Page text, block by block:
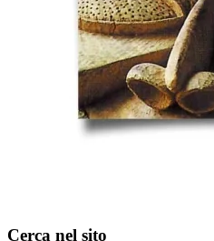
Cerca nel sito